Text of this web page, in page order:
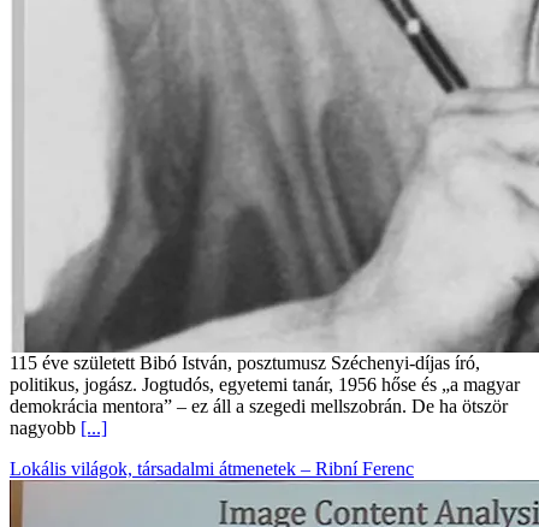
115 éve született Bibó István, posztumusz Széchenyi-díjas író,
politikus, jogász. Jogtudós, egyetemi tanár, 1956 hőse és „a magyar
demokrácia mentora” – ez áll a szegedi mellszobrán. De ha ötször
nagyobb [...]
Lokális világok, társadalmi átmenetek – Ribní Ferenc